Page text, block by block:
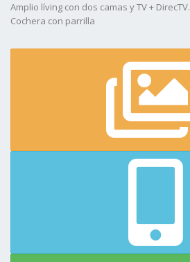
Amplio lí­ving con dos camas y TV + DirecTV.
Cochera con parrilla
Piscina al aire libre
NO BRINDAMOS SERVICIO DE BLANCO